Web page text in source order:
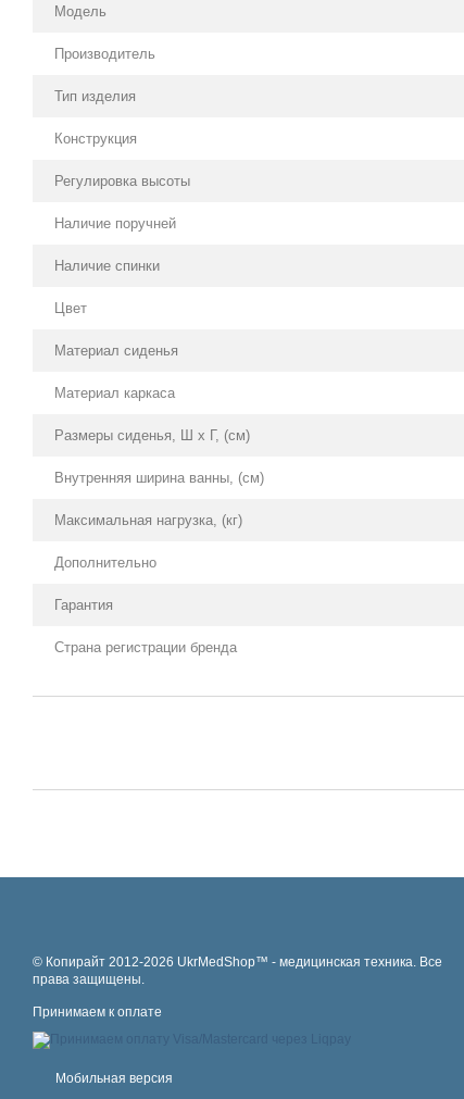
Модель
Производитель
Тип изделия
Конструкция
Регулировка высоты
Наличие поручней
Наличие спинки
Цвет
Материал сиденья
Материал каркаса
Размеры сиденья, Ш х Г, (см)
Внутренняя ширина ванны, (см)
Максимальная нагрузка, (кг)
Дополнительно
Гарантия
Страна регистрации бренда
© Копирайт 2012-2026 UkrMedShop™ - медицинская техника. Все
права защищены.
Принимаем к оплате
Мобильная версия